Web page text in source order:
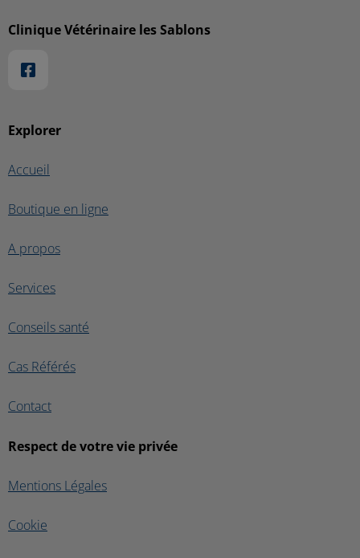
Explorer
Accueil
Boutique en ligne
A propos
Services
Conseils santé
Cas Référés
Contact
Respect de votre vie privée
Mentions Légales
Cookie
Clinique Vétérinaire les Sablons